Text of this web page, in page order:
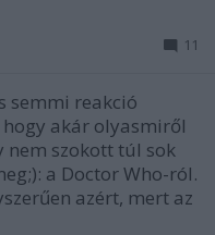
11
semmi reakció
akár olyasmiről
szokott túl sok
a Doctor Who-ról.
azért, mert az